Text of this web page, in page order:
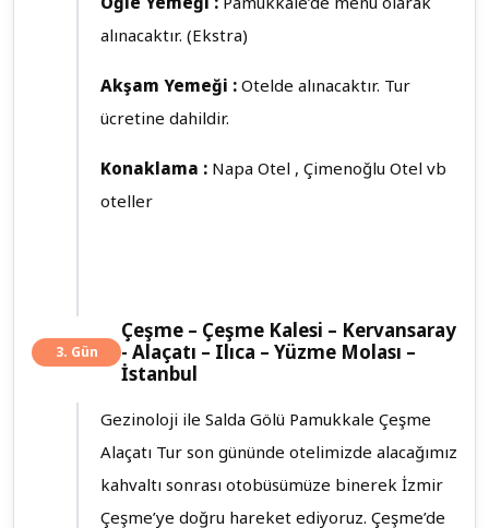
alınacaktır. (Ekstra)
Akşam Yemeği : Otelde alınacaktır. Tur
ücretine dahildir.
Konaklama : Napa Otel , Çimenoğlu Otel vb
oteller
3. Gün
Çeşme – Çeşme Kalesi – Kervansaray
- Alaçatı – Ilıca – Yüzme Molası –
İstanbul
Gezinoloji ile Salda Gölü Pamukkale Çeşme
Alaçatı Tur son gününde otelimizde alacağımız
kahvaltı sonrası otobüsümüze binerek İzmir
Çeşme’ye doğru hareket ediyoruz. Çeşme’de